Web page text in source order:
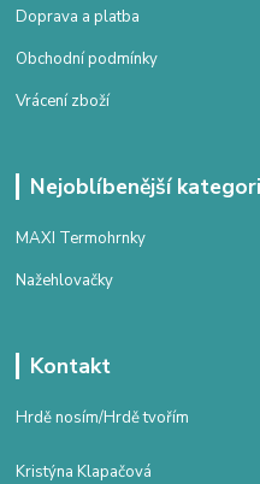
Doprava a platba
Obchodní podmínky
Vrácení zboží
Nejoblíbenější
MAXI Termohrnky
Nažehlovačky
Kontakt
Hrdě nosím/Hrdě tvořím
Kristýna Klapačová